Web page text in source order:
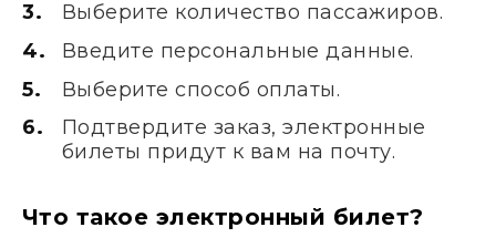
Выберите количество пассажиров.
Введите персональные данные.
Выберите способ оплаты.
Подтвердите заказ, электронные
билеты придут к вам на почту.
Что такое электронный билет?